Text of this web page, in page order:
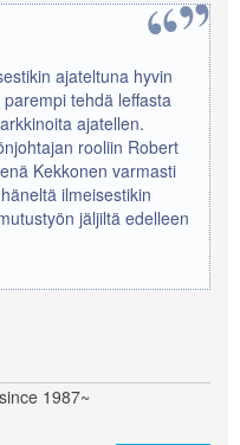
ajateltuna hyvin
tehdä leffasta
ajatellen.
rooliin Robert
Kekkonen varmasti
ilmeisestikin
jäljiltä edelleen
1987~